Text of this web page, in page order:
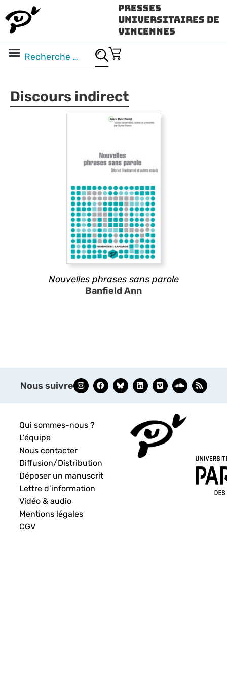
Presses
Universitaires de
Vincennes
Discours indirect
Nouvelles phrases sans parole
Banfield Ann
Nous suivre
Qui sommes-nous ?
L’équipe
Nous contacter
Diffusion/Distribution
Déposer un manuscrit
Lettre d’information
Vidéo & audio
Mentions légales
CGV